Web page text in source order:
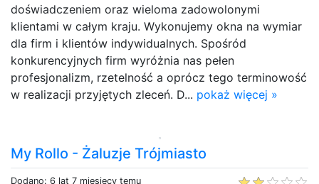
doświadczeniem oraz wieloma zadowolonymi
klientami w całym kraju. Wykonujemy okna na wymiar
dla firm i klientów indywidualnych. Spośród
konkurencyjnych firm wyróżnia nas pełen
profesjonalizm, rzetelność a oprócz tego terminowość
w realizacji przyjętych zleceń. D... pokaż więcej »
My Rollo - Żaluzje Trójmiasto
Dodano: 6 lat 7 miesięcy temu